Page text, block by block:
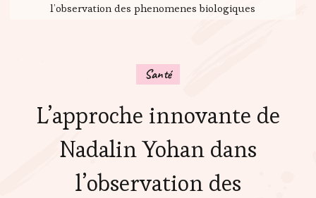
l’observation des phenomenes biologiques
Santé
L’approche innovante de
Nadalin Yohan dans
l’observation des